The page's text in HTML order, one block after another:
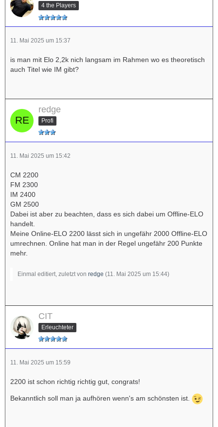
4 the Players
11. Mai 2025 um 15:37
is man mit Elo 2,2k nich langsam im Rahmen wo es theoretisch
auch Titel wie IM gibt?
redge
Profi
11. Mai 2025 um 15:42
CM 2200
FM 2300
IM 2400
GM 2500
Dabei ist aber zu beachten, dass es sich dabei um Offline-ELO
handelt.
Meine Online-ELO 2200 lässt sich in ungefähr 2000 Offline-ELO
umrechnen. Online hat man in der Regel ungefähr 200 Punkte
mehr.
Einmal editiert, zuletzt von redge (11. Mai 2025 um 15:44)
CIT
Erleuchteter
11. Mai 2025 um 15:59
2200 ist schon richtig richtig gut, congrats!
Bekanntlich soll man ja aufhören wenn's am schönsten ist.